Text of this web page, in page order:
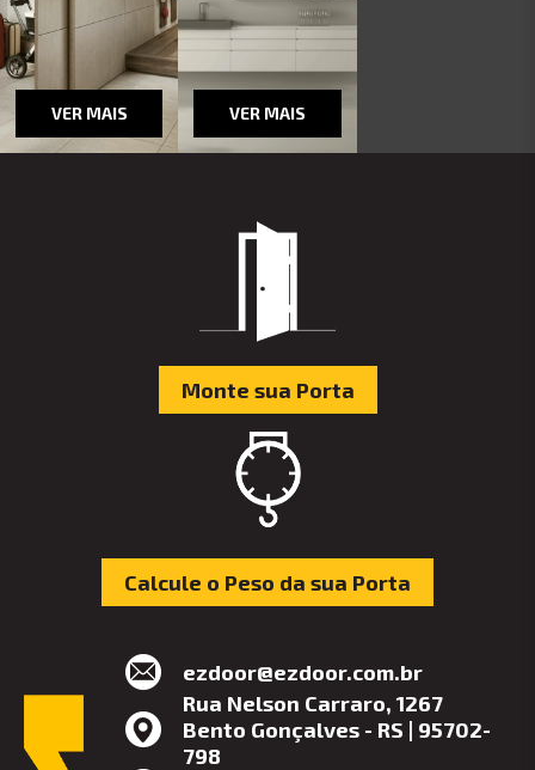
VER MAIS VER MAIS
Monte sua Porta
Calcule o Peso da sua Porta
ezdoor@ezdoor.com.br
Rua Nelson Carraro, 1267
Bento Gonçalves - RS | 95702-
798